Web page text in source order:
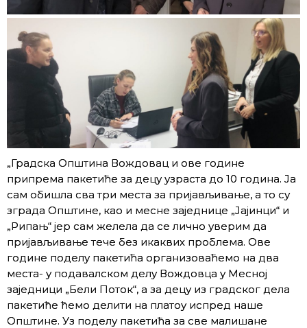
„Градска Општина Вождовац и ове године
припрема пакетиће за децу узраста до 10 година. Ја
сам обишла сва три места за пријављивање, а то су
зграда Општине, као и месне заједнице „Јајинци“ и
„Рипањ“ јер сам желела да се лично уверим да
пријављивање тече без икаквих проблема. Ове
године поделу пакетића организоваћемо на два
места- у подавалском делу Вождовца у Месној
заједници „Бели Поток“, а за децу из градског дела
пакетиће ћемо делити на платоу испред наше
Општине. Уз поделу пакетића за све малишане